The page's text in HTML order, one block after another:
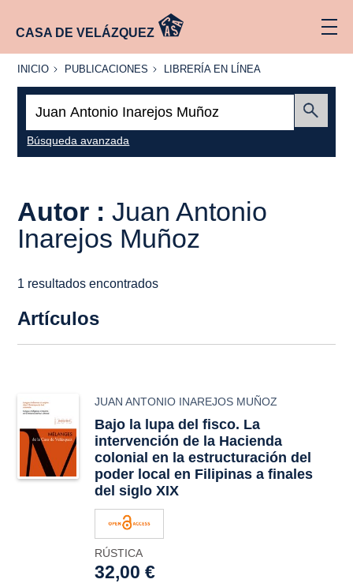
CASA DE VELÁZQUEZ
INICIO
INICIO PUBLICACIONES
PUBLICACIONES
LIBRERÍA
LÍNEA
LIBRERÍA EN LÍNEA
Búsqueda avanzada
Autor :Juan Antonio
Inarejos Muñoz
1 resultados encontrados
Artículos
JUAN ANTONIO INAREJOS MUÑOZ
Bajo la lupa del fisco. La
intervención de la Hacienda
colonial en la estructuración del
poder local en Filipinas a finales
del siglo XIX
RÚSTICA
32,00 €